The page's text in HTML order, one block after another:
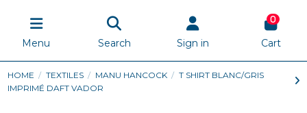
Menu Search Sign in
0
Cart
HOME TEXTILES MANU HANCOCK
T SHIRT BLANC/GRIS
IMPRIMÉ DAFT VADOR